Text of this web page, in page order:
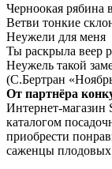
Черноокая рябина
Ветви тонкие
Неужели для меня
Ты раскрыла веер
Неужель такой
(С.Бертран
От партнёра
Интернет-магазин
каталогом
приобрести
саженцы плодовых